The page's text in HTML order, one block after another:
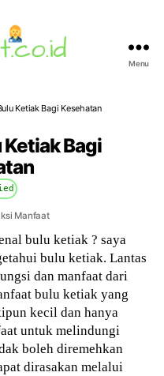
Menu
Ketiak Bagi Kesehatan
Bagi
Manfaat
bulu ketiak ? saya
bulu ketiak. Lantas
dan manfaat dari
bulu ketiak yang
kecil dan hanya
untuk melindungi
boleh diremehkan
dirasakan melalui